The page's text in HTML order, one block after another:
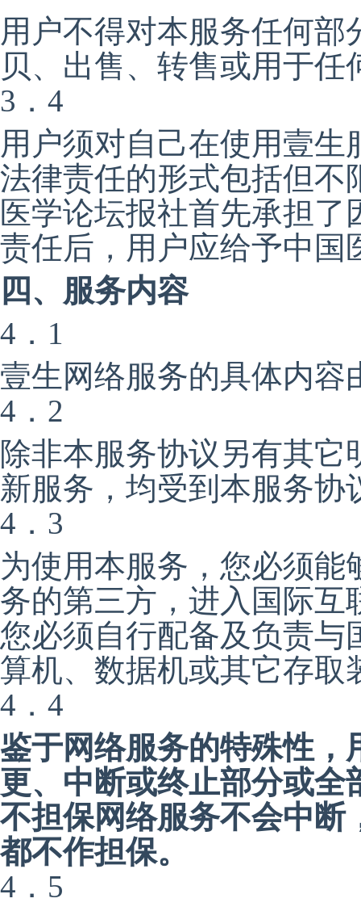
用户不得对本服务任何
贝、出售、转售或用于任
3．4
用户须对自己在使用壹
法律责任的形式包括但不
医学论坛报社首先承担
责任后，用户应给予中国
四、服务内容
4．1
壹生网络服务的具体内容
4．2
除非本服务协议另有其
新服务，均受到本服务协
4．3
为使用本服务，您必须
务的第三方，进入国际互
您必须自行配备及负责与
算机、数据机或其它存取
4．4
鉴于网络服务的特殊性，
更、中断或终止部分或全
不担保网络服务不会中断
都不作担保。
4．5